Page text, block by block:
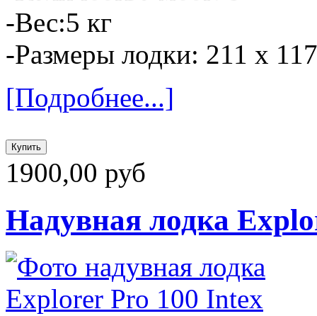
-Вес:5 кг
-Размеры лодки: 211 х
[Подробнее...]
1900,00 руб
Надувная лодка